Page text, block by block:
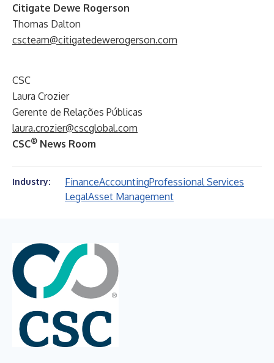
Citigate Dewe Rogerson
Thomas Dalton
cscteam@citigatedewerogerson.com
CSC
Laura Crozier
Gerente de Relações Públicas
laura.crozier@cscglobal.com
CSC® News Room
Industry: FinanceAccountingProfessional Services
LegalAsset Management